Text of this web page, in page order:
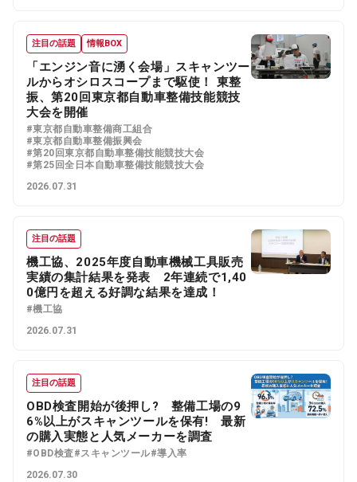
注目の話題 情報BOX
「エンジン音に湧く会場」スキャンツー
ルからオシロスコープまで駆使！ 東整
振、第20回東京都自動車整備技能競技
大会を開催
#東京都自動車整備商工組合
#東京都自動車整備振興会
#第20回東京都自動車整備技能競技大会
#第25回全日本自動車整備技能競技大会
2026.07.31
注目の話題
機工協、2025年度自動車機械工具販売
実績の集計結果を発表 2年連続で1,40
0億円を超える好調な結果を達成！
#機工協
2026.07.31
注目の話題
OBD検査開始が後押し? 整備工場の9
6%以上がスキャンツールを保有! 最新
の購入実態と人気メーカーを調査
#OBD検査#スキャンツール#導入率
2026.07.30